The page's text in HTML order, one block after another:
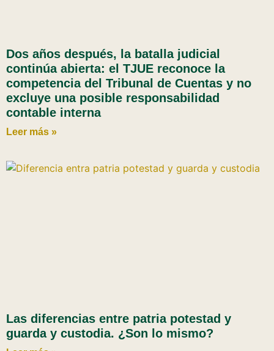
Dos años después, la batalla judicial
continúa abierta: el TJUE reconoce la
competencia del Tribunal de Cuentas y no
excluye una posible responsabilidad
contable interna
Leer más »
Las diferencias entre patria potestad y
guarda y custodia. ¿Son lo mismo?